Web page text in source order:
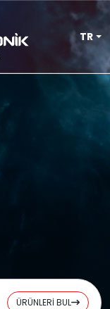
TR
ÜRÜNLERİ BUL